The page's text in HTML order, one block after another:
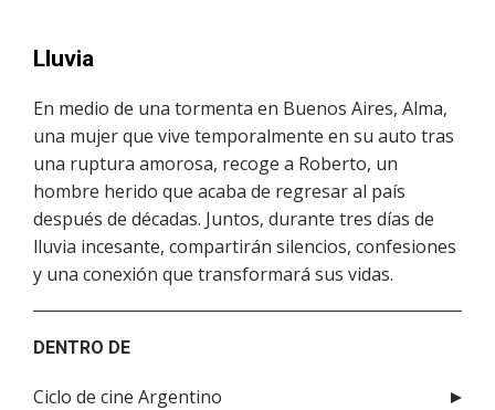
Lluvia
En medio de una tormenta en Buenos Aires, Alma,
una mujer que vive temporalmente en su auto tras
una ruptura amorosa, recoge a Roberto, un
hombre herido que acaba de regresar al país
después de décadas. Juntos, durante tres días de
lluvia incesante, compartirán silencios, confesiones
y una conexión que transformará sus vidas.
DENTRO DE
Ciclo de cine Argentino